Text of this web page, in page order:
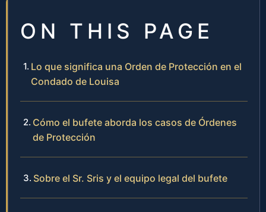
ON THIS PAGE
Lo que significa una Orden de Protección en el
Condado de Louisa
Cómo el bufete aborda los casos de Órdenes
de Protección
Sobre el Sr. Sris y el equipo legal del bufete